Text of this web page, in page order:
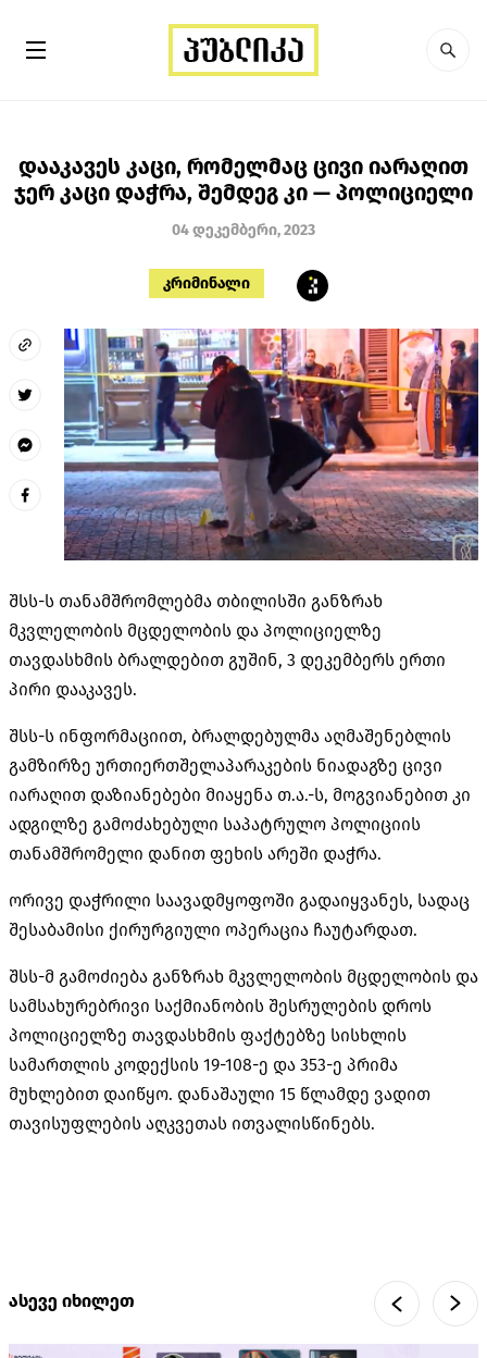
დააკავეს კაცი, რომელმაც ცივი იარაღით
ჯერ კაცი დაჭრა, შემდეგ კი — პოლიციელი
04 დეკემბერი, 2023
კრიმინალი
შსს-ს თანამშრომლებმა თბილისში განზრახ
მკვლელობის მცდელობის და პოლიციელზე
თავდასხმის ბრალდებით გუშინ, 3 დეკემბერს ერთი
პირი დააკავეს.
შსს-ს ინფორმაციით, ბრალდებულმა აღმაშენებლის
გამზირზე ურთიერთშელაპარაკების ნიადაგზე ცივი
იარაღით დაზიანებები მიაყენა თ.ა.-ს, მოგვიანებით კი
ადგილზე გამოძახებული საპატრულო პოლიციის
თანამშრომელი დანით ფეხის არეში დაჭრა.
ორივე დაჭრილი საავადმყოფოში გადაიყვანეს, სადაც
შესაბამისი ქირურგიული ოპერაცია ჩაუტარდათ.
შსს-მ გამოძიება განზრახ მკვლელობის მცდელობის და
სამსახურებრივი საქმიანობის შესრულების დროს
პოლიციელზე თავდასხმის ფაქტებზე სისხლის
სამართლის კოდექსის 19-108-ე და 353-ე პრიმა
მუხლებით დაიწყო. დანაშაული 15 წლამდე ვადით
თავისუფლების აღკვეთას ითვალისწინებს.
ასევე იხილეთ